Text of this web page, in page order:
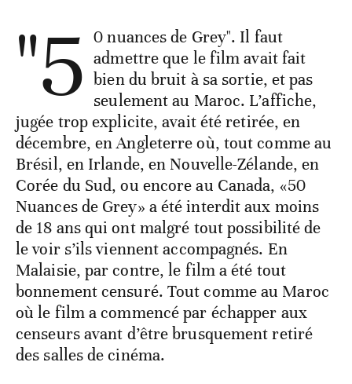
"5 0 nuances de Grey". Il faut
admettre que le film avait fait
bien du bruit à sa sortie, et pas
seulement au Maroc. L’affiche,
jugée trop explicite, avait été retirée, en
décembre, en Angleterre où, tout comme au
Brésil, en Irlande, en Nouvelle-Zélande, en
Corée du Sud, ou encore au Canada, «50
Nuances de Grey» a été interdit aux moins
de 18 ans qui ont malgré tout possibilité de
le voir s’ils viennent accompagnés. En
Malaisie, par contre, le film a été tout
bonnement censuré. Tout comme au Maroc
où le film a commencé par échapper aux
censeurs avant d’être brusquement retiré
des salles de cinéma.